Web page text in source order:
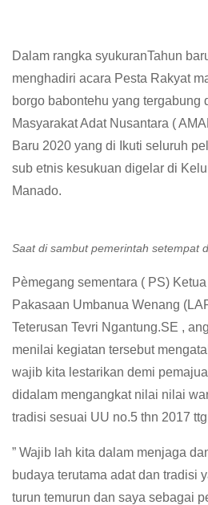
Dalam rangka syukuranTahun
menghadiri acara Pesta Rakyat
borgo babontehu yang tergabung
Masyarakat Adat Nusantara (
Baru 2020 yang di Ikuti seluruh
sub etnis kesukuan digelar di
Manado.
Saat di sambut pemerintah setempat
Pèmegang sementara ( PS)
Pakasaan Umbanua Wenang
Teterusan Tevri Ngantung.SE ,
menilai kegiatan tersebut
wajib kita lestarikan demi
didalam mengangkat nilai nilai
tradisi sesuai UU no.5 thn 2017
” Wajib lah kita dalam menjaga
budaya terutama adat dan tradisi
turun temurun dan saya sebagai